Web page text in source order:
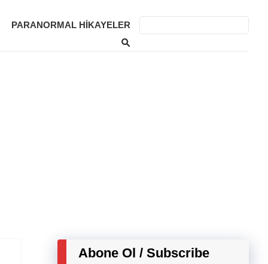
PARANORMAL HIKAYELER
Abone Ol / Subscribe